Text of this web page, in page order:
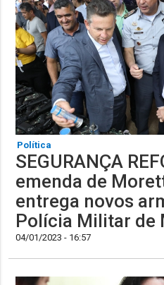
Política
SEGURANÇA
emenda de
entrega novos
Polícia Militar de
04/01/2023 - 16:57